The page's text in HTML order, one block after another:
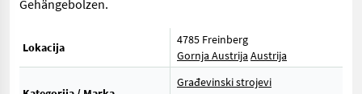
Gehängebolzen.
Lokacija
4785 Freinberg
Gornja Austrija Austrija
Građevinski strojevi